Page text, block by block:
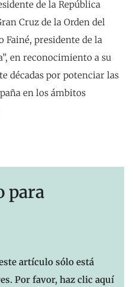
de la República
Cruz de la Orden del
Fainé, presidente de la
en reconocimiento a su
décadas por potenciar las
en los ámbitos
para
artículo sólo está
Por favor, haz clic aquí